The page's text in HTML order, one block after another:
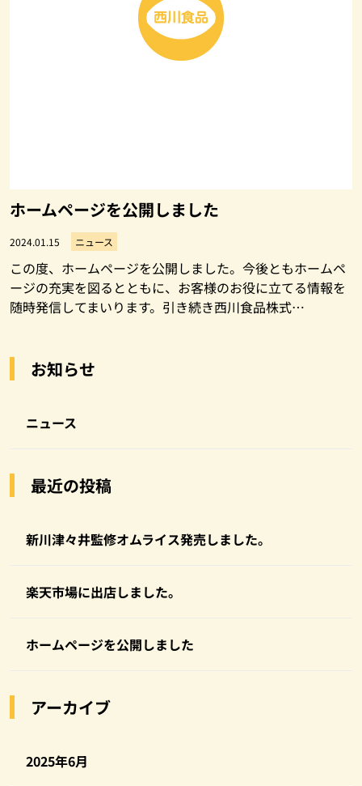
ホームページを公開しました
2024.01.15 ニュース
この度、ホームページを公開しました。今後ともホームペ
ージの充実を図るとともに、お客様のお役に立てる情報を
随時発信してまいります。引き続き西川食品株式…
お知らせ
ニュース
最近の投稿
新川津々井監修オムライス発売しました。
楽天市場に出店しました。
ホームページを公開しました
アーカイブ
2025年6月